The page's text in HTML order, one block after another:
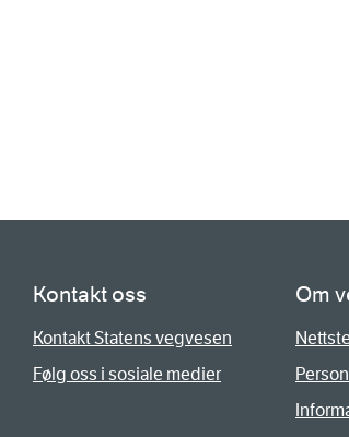
Kontakt oss
Kontakt Statens vegvesen
Følg oss i sosiale medier
Om